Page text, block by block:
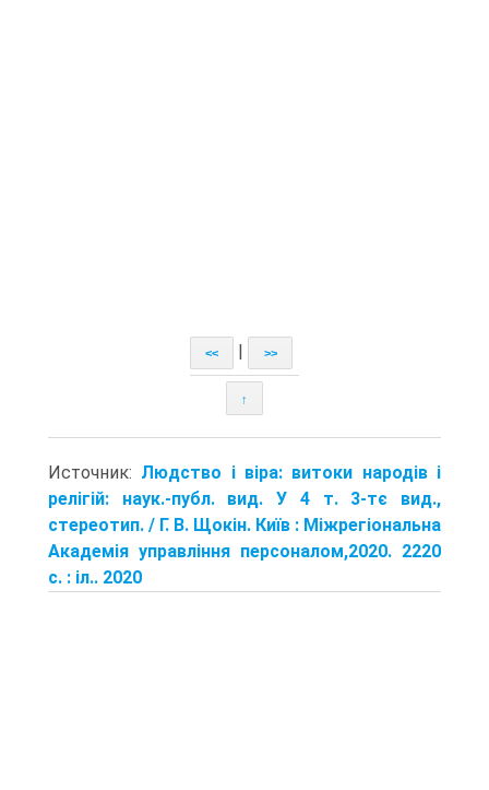
<< >>
↑
Источник: Людство і віра: витоки народів і
релігій: наук.-публ. вид. У 4 т. 3-тє вид.,
стереотип. / Г. В. Щокін. Київ : Міжрегіональна
Академія управління персоналом,2020. 2220
с. : іл.. 2020